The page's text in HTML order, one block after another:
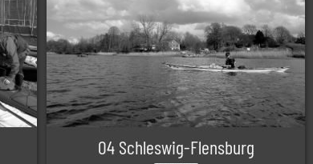
04 Schleswig-Flensburg